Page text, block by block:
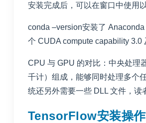
安装完成后，可以在窗口中使用
conda –version安装了
个 CUDA compute capability 3.0
CPU 与 GPU 的对比：中央处理
千计）组成，能够同时处理多个
统还另外需要一些 DLL 文件，读
TensorFlow安装操作